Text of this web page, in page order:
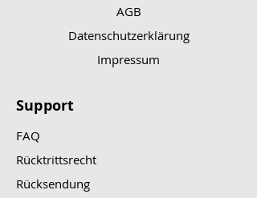
AGB
Datenschutzerklärung
Impressum
Support
FAQ
Rücktrittsrecht
Rücksendung